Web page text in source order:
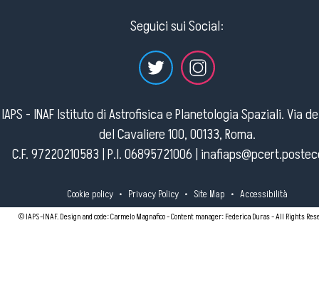
Seguici sui Social:
IAPS - INAF Istituto di Astrofisica e Planetologia Spaziali. Via
del Cavaliere 100, 00133, Roma.
C.F. 97220210583 | P.I. 06895721006 |
Cookie policy • Privacy Policy • Site Map • Accessibilità
© IAPS-INAF. Design and code: Carmelo Magnafico - Content manager: Federica Duras - All Rights